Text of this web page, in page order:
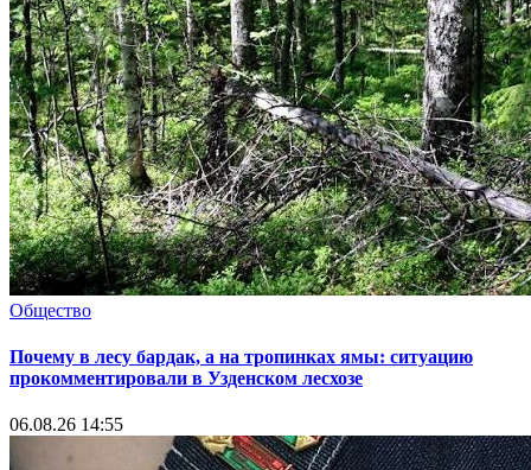
Общество
Почему в лесу бардак, а на тропинках ямы: ситуацию
прокомментировали в Узденском лесхозе
06.08.26 14:55